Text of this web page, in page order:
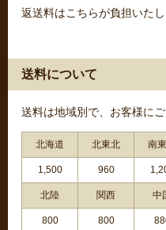
返送料はこちらが負担いたし
送料について
送料は地域別で、お客様に
北海道 北東北 南
1,500 960
北陸 関西 中
800 800